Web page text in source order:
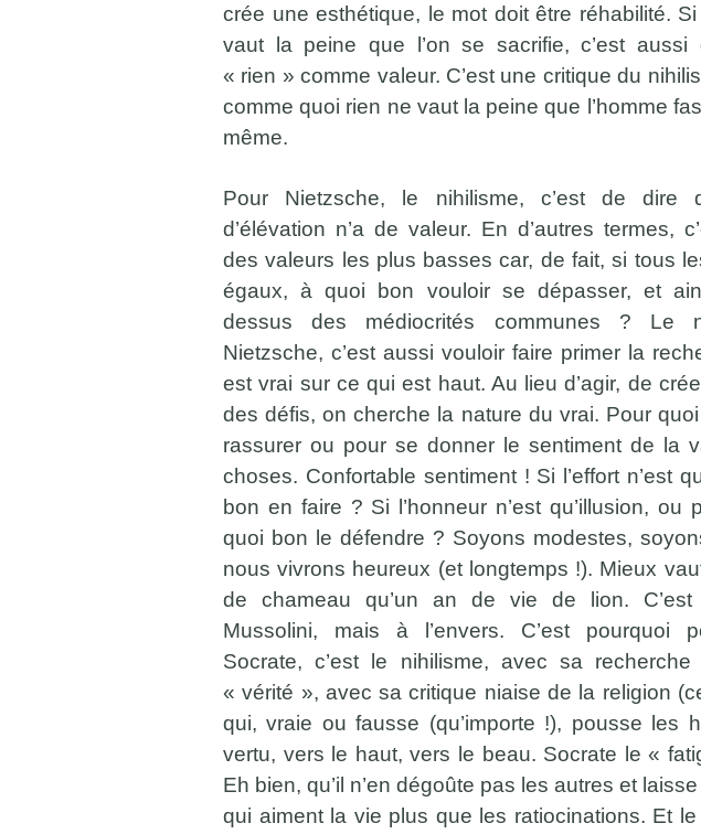
crée une esthétique, le mot doit être réhabilité.
vaut la peine que l’on se sacrifie, c’est aussi
« rien » comme valeur. C’est une critique du
comme quoi rien ne vaut la peine que l’homme
même.
Pour Nietzsche, le nihilisme, c’est de dire
d’élévation n’a de valeur. En d’autres termes,
des valeurs les plus basses car, de fait, si tous
égaux, à quoi bon vouloir se dépasser, et
dessus des médiocrités communes ? Le
Nietzsche, c’est aussi vouloir faire primer la
est vrai sur ce qui est haut. Au lieu d’agir, de
des défis, on cherche la nature du vrai. Pour
rassurer ou pour se donner le sentiment de la
choses. Confortable sentiment ! Si l’effort n’est
bon en faire ? Si l’honneur n’est qu’illusion, ou
quoi bon le défendre ? Soyons modestes,
nous vivrons heureux (et longtemps !). Mieux
de chameau qu’un an de vie de lion.
Mussolini, mais à l’envers. C’est pourquoi
Socrate, c’est le nihilisme, avec sa
« vérité », avec sa critique niaise de la religion
qui, vraie ou fausse (qu’importe !), pousse les
vertu, vers le haut, vers le beau. Socrate le «
Eh bien, qu’il n’en dégoûte pas les autres et
qui aiment la vie plus que les ratiocinations. Et